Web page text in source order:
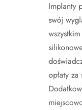
Implanty
swój
opłaty